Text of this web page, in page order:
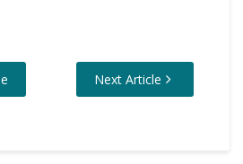
Next Article